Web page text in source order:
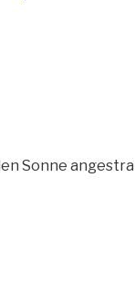
Sonne